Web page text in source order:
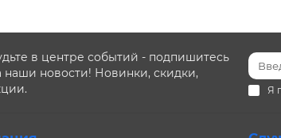
в центре событий - подпишитесь
наши новости! Новинки, скидки,
Я